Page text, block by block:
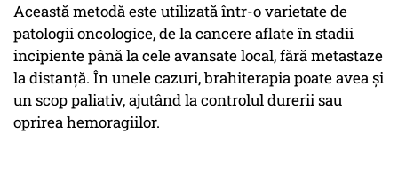
Această metodă este utilizată într-o varietate de
patologii oncologice, de la cancere aflate în stadii
incipiente până la cele avansate local, fără metastaze
la distanță. În unele cazuri, brahiterapia poate avea și
un scop paliativ, ajutând la controlul durerii sau
oprirea hemoragiilor.